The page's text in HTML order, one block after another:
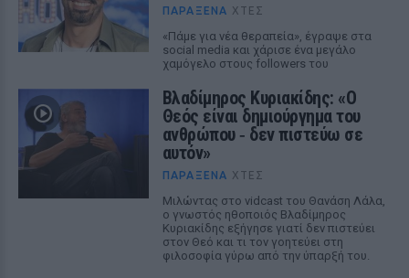
ΠΑΡΆΞΕΝΑ ΧΤΕΣ
«Πάμε για νέα θεραπεία», έγραψε στα
social media και χάρισε ένα μεγάλο
χαμόγελο στους followers του
Βλαδίμηρος Κυριακίδης: «Ο
Θεός είναι δημιούργημα του
ανθρώπου ‑ δεν πιστεύω σε
αυτόν»
ΠΑΡΆΞΕΝΑ ΧΤΕΣ
Μιλώντας στο vidcast του Θανάση Λάλα,
ο γνωστός ηθοποιός Βλαδίμηρος
Κυριακίδης εξήγησε γιατί δεν πιστεύει
στον Θεό και τι τον γοητεύει στη
φιλοσοφία γύρω από την ύπαρξή του.